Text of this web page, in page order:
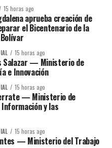
15 horas ago
aprueba creación de
el Bicentenario de la
15 horas ago
Salazar — Ministerio de
e Innovación
15 horas ago
— Ministerio de
y las
15 horas ago
— Ministerio del Trabajo